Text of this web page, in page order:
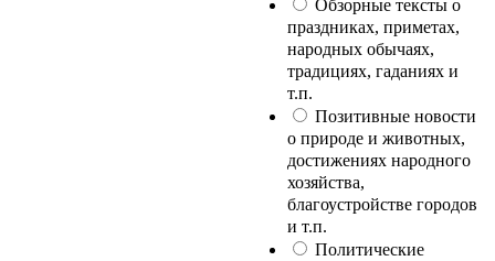
Обзорные тексты о
праздниках, приметах,
народных обычаях,
традициях, гаданиях и
т.п.
Позитивные новости
о природе и животных,
достижениях народного
хозяйства,
благоустройстве городов
и т.п.
Политические